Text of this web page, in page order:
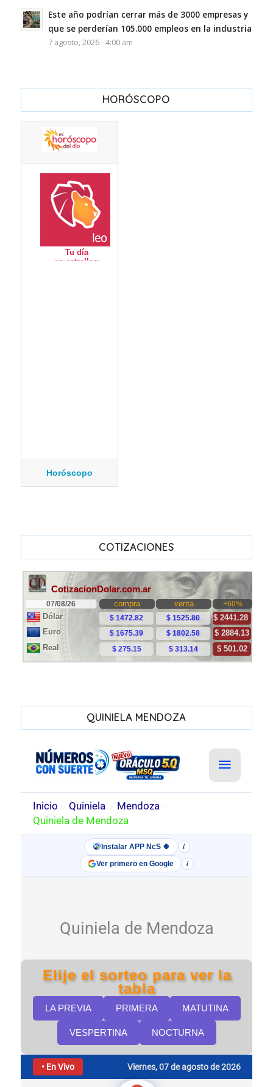
Este año podrían cerrar más de 3000 empresas y
que se perderían 105.000 empleos en la industria
7 agosto, 2026 - 4:00 am
HORÓSCOPO
Horóscopo
COTIZACIONES
QUINIELA MENDOZA